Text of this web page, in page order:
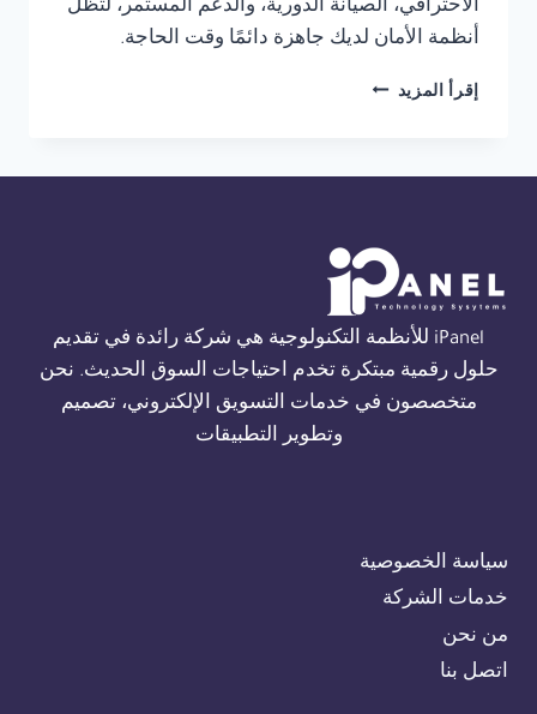
الاحترافي، الصيانة الدورية، والدعم المستمر، لتظل
أنظمة الأمان لديك جاهزة دائمًا وقت الحاجة.
إقرأ المزيد صيانة
01554305486
iPanel للأنظمة التكنولوجية هي شركة رائدة في تقديم
حلول رقمية مبتكرة تخدم احتياجات السوق الحديث. نحن
متخصصون في خدمات التسويق الإلكتروني، تصميم
وتطوير التطبيقات
سياسة الخصوصية
خدمات الشركة
من نحن
اتصل بنا